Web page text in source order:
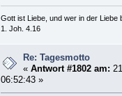
Gott ist Liebe, und wer in der Liebe
1. Joh. 4.16
Re: Tagesmotto
«Antwort #1802 am:
06:52:43 »